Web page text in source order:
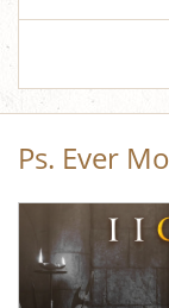
Ps. Ever